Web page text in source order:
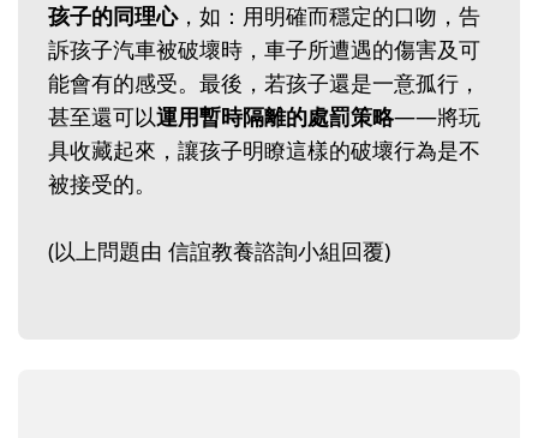
孩子的同理心，如：用明確而穩定的口吻，告
訴孩子汽車被破壞時，車子所遭遇的傷害及可
能會有的感受。最後，若孩子還是一意孤行，
甚至還可以運用暫時隔離的處罰策略——將玩
具收藏起來，讓孩子明瞭這樣的破壞行為是不
被接受的。
(以上問題由 信誼教養諮詢小組回覆)